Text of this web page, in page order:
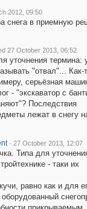
2012, 09:50
снега в приемную
27 October 2013, 06:52
уточнения термина:
"отвал"... Как-
серьёзная
- "экскаватор с
Последствия
лежат в снегу
· 27 October 2013, 12:07
Типа для
- таки их
равно как и для
оборудованный